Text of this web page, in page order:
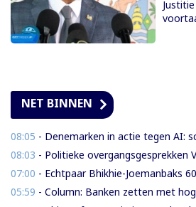
NET BINNEN
08:05 - Denemarken in actie tegen AI: scholieren moeten extra
08:03 - Politieke overgangsgesprekken Venezuela
07:00 - Echtpaar Bhikhie-Joemanbaks
05:59 - Column: Banken zetten met hogere ATM-tarieven digitale